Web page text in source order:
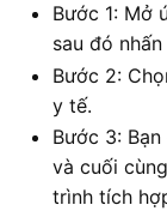
Bước 1: Mở
sau đó
Bước 2:
y tế.
Bước 3:
và cuối
trình tích